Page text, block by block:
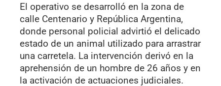
El operativo se desarrolló en la zona de
calle Centenario y República Argentina,
donde personal policial advirtió el delicado
estado de un animal utilizado para arrastrar
una carretela. La intervención derivó en la
aprehensión de un hombre de 26 años y en
la activación de actuaciones judiciales.